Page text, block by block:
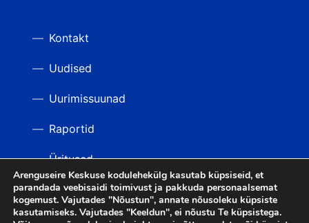
TAGASI ÜLES
Kontakt
Uudised
Uurimissuunad
Raportid
Üritused
Videod
Arenguseire Keskuse kodulehekülg kasutab küpsiseid, et
parandada veebisaidi toimivust ja pakkuda personaalsemat
kogemust. Vajutades "Nõustun", annate nõusoleku küpsiste
kasutamiseks. Vajutades "Keeldun", ei nõustu Te küpsistega.